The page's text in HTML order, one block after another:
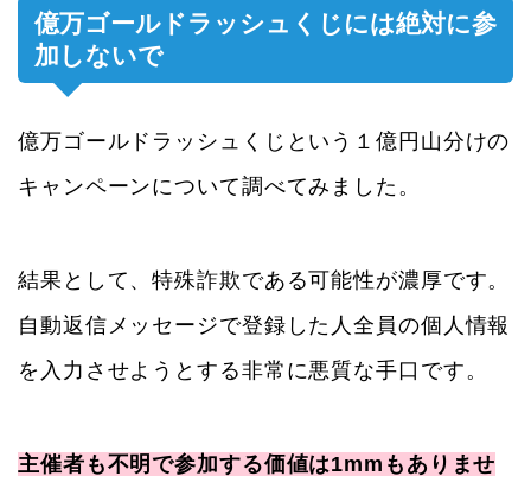
億万ゴールドラッシュくじには絶対に参
加しないで
億万ゴールドラッシュくじという１億円山分けの
キャンペーンについて調べてみました。
結果として、特殊詐欺である可能性が濃厚です。
自動返信メッセージで登録した人全員の個人情報
を入力させようとする非常に悪質な手口です。
主催者も不明で参加する価値は1mmもありませ